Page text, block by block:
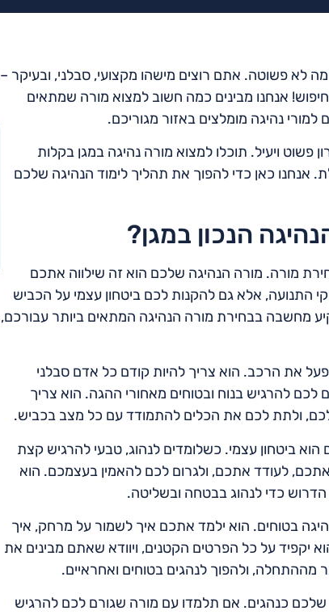
לא פשוטה. אתם רוצים מישהו מקצועי, סבלני, ובעיקר –
אנחנו מבינים כמה חשוב למצוא מורה שמתאים
נהיגה מומלצים באזור מגוריכם.
פשוט ויעיל. תוכלו למצוא מורה נהיגה במגן בקלות
כאן כדי להפוך את תהליך לימוד הנהיגה שלכם
הנכון במגן?
מורה. מורה הנהיגה שלכם הוא זה שילווה אתכם
התנועה, אלא גם להקנות לכם ביטחון עצמי על הכביש
מחשבה בבחירת מורה הנהיגה המתאים ביותר עבורכם,
את הרכב. הוא צריך להיות קודם כל אדם סבלני
לכם להרגיש בנוח ובטוחים מאחורי ההגה. הוא צריך
ולתת לכם את הכלים להתמודד עם כל מצב בכביש.
ביטחון עצמי. כשלומדים לנהוג, טבעי להרגיש קצת
אתכם, לעודד אתכם, ולגרום לכם להאמין בעצמכם. הוא
כדי לנהוג בבטחה ובשליטה.
בטוחים. הוא ילמד אתכם איך לשמור על מרחק, איך
יקפיד על כל הפרטים הקטנים, ויוודא שאתם מבינים את
מההתחלה, ולהפוך לנהגים בטוחים ואחראיים.
שלכם כנהגים. אם תלמדו עם מורה שגורם לכם להרגיש